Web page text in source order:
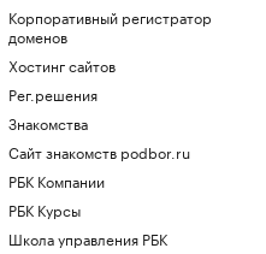
Корпоративный регистратор
доменов
Хостинг сайтов
Рег.решения
Знакомства
Сайт знакомств podbor.ru
РБК Компании
РБК Курсы
Школа управления РБК